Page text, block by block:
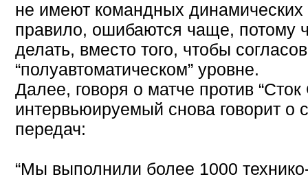
не имеют командных динамических
правило, ошибаются чаще, потому
делать, вместо того, чтобы
“полуавтоматическом” уровне.
Далее, говоря о матче против “Сток
интервьюируемый снова говорит о
передач:
“Мы выполнили более 1000